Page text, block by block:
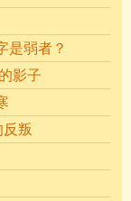
是弱者？
影子
叛